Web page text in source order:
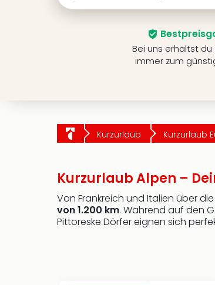
Bei uns erhältst du
immer zum
Kurzurlaub Kurzurlaub
Kurzurlaub Alpen –
Von Frankreich und Italien über
von 1.200 km. Während auf den
Pittoreske Dörfer eignen sich